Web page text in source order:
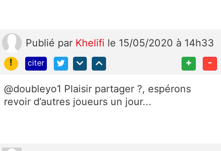
Publié par Khelifi le 15/05/2020 à 14h33
!
citer + -
@doubleyo1 Plaisir partager ?, espérons
revoir d’autres joueurs un jour...